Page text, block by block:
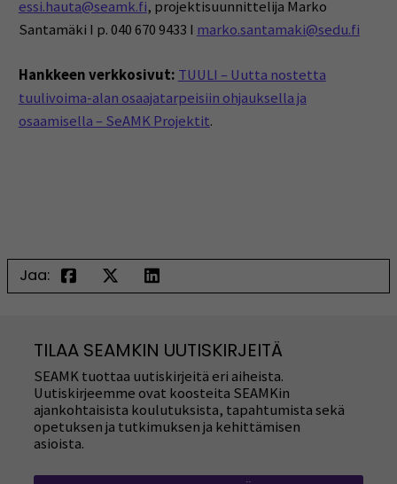
essi.hauta@seamk.fi, projektisuunnittelija Marko
Santamäki I p. 040 670 9433 I marko.santamaki@sedu.fi
Hankkeen verkkosivut: TUULI – Uutta nostetta
tuulivoima-alan osaajatarpeisiin ohjauksella ja
osaamisella – SeAMK Projektit.
Jaa:
TILAA SEAMKIN UUTISKIRJEITÄ
SEAMK tuottaa uutiskirjeitä eri aiheista.
Uutiskirjeemme ovat koosteita SEAMKin
ajankohtaisista koulutuksista, tapahtumista sekä
opetuksen ja tutkimuksen ja kehittämisen
asioista.